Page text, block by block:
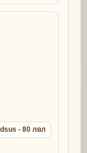
- 80 лвл